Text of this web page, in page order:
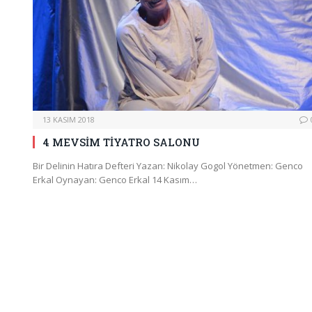
13 KASIM 2018
4 MEVSİM TİYATRO SALONU
Bir Delinin Hatıra Defteri Yazan: Nikolay Gogol Yönetmen: Genco
Erkal Oynayan: Genco Erkal 14 Kasım…